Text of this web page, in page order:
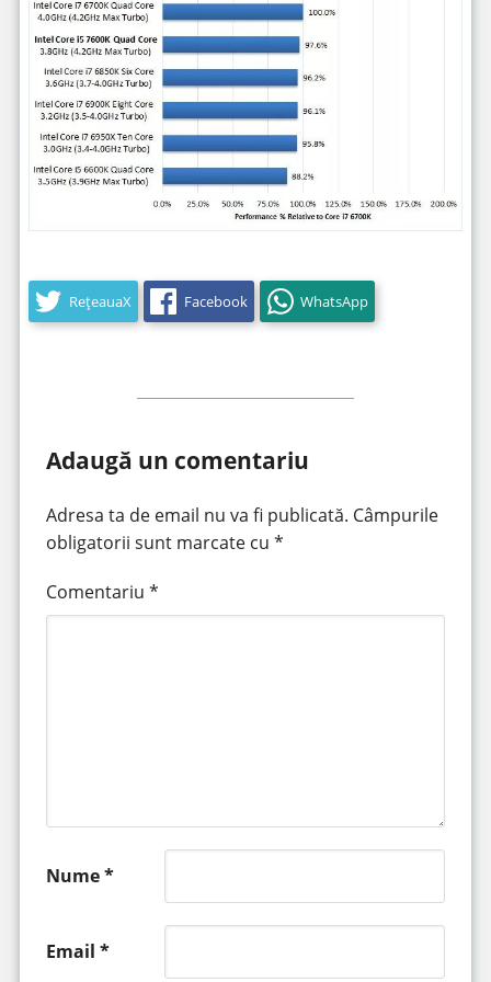
RețeauaX Facebook WhatsApp
Adaugă un comentariu
Adresa ta de email nu va fi publicată. Câmpurile
obligatorii sunt marcate cu *
Comentariu *
Nume*
Email *